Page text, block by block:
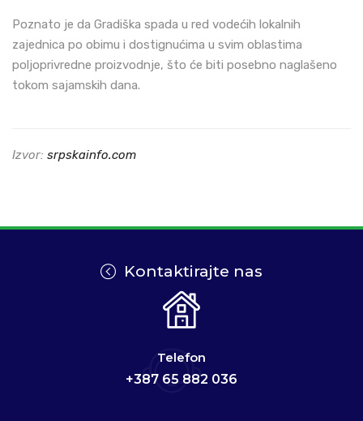
Poznato je da Gradiška spada u red vodećih lokalnih
zajednica po obimu i dostignućima u svim oblastima
poljoprivredne proizvodnje, što će biti posebno naglašeno
tokom sajamskih dana.
Izvor: srpskainfo.com
Kontaktirajte nas
Telefon
+387 65 882 036